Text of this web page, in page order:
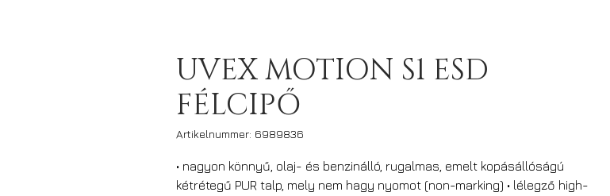
UVEX MOTION S1 ESD
FÉLCIPŐ
Artikelnummer: 6989836
• nagyon könnyű, olaj- és benzinálló, rugalmas, emelt kopásállóságú
kétrétegű PUR talp, mely nem hagy nyomot (non-marking) • lélegző high-